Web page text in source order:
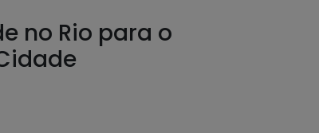
no Rio para o